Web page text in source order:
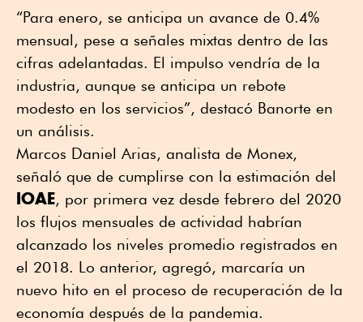
“Para enero, se anticipa un avance de 0.4%
mensual, pese a señales mixtas dentro de las
cifras adelantadas. El impulso vendría de la
industria, aunque se anticipa un rebote
modesto en los servicios”, destacó Banorte en
un análisis.
Marcos Daniel Arias, analista de Monex,
señaló que de cumplirse con la estimación del
IOAE, por primera vez desde febrero del 2020
los flujos mensuales de actividad habrían
alcanzado los niveles promedio registrados en
el 2018. Lo anterior, agregó, marcaría un
nuevo hito en el proceso de recuperación de la
economía después de la pandemia.